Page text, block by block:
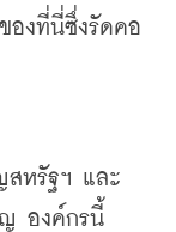
องที่นี่ซึ่งรัดคอ
สหรัฐฯ และ
องค์กรนี้